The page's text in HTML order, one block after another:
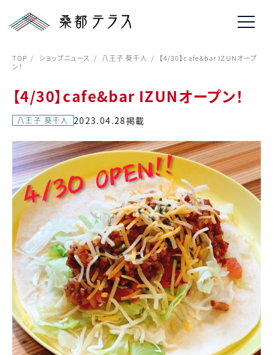
TOP ショップニュース 八王子 葵千人
【4/30】cafe&bar IZUNオープ
ン！
【4/30】cafe&bar IZUNオープン！
八王子 葵千人 2023.04.28掲載